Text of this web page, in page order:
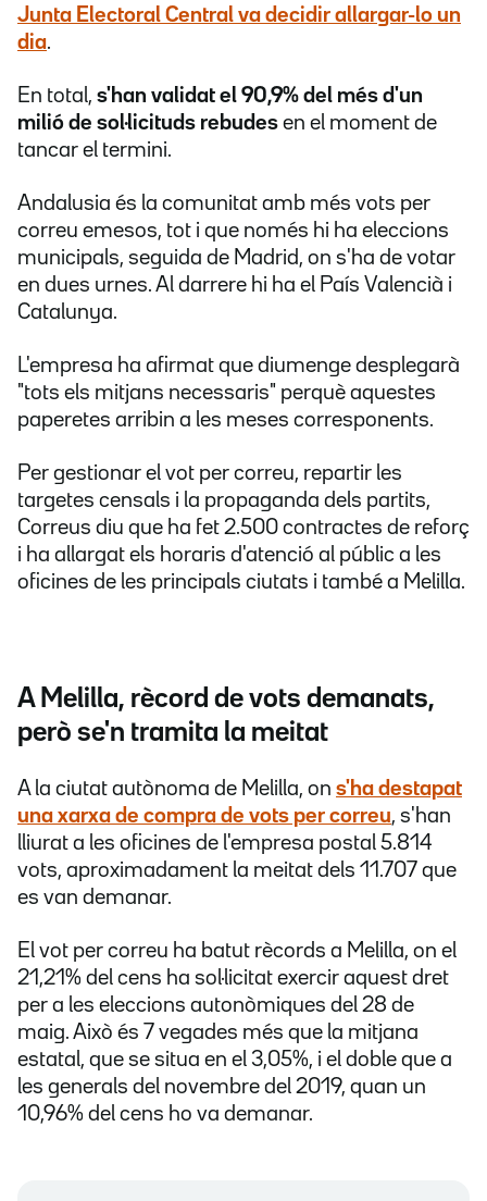
Junta Electoral Central va decidir allargar-lo un
dia.
En total, s'han validat el 90,9% del més d'un
milió de sol·licituds rebudes en el moment de
tancar el termini.
Andalusia és la comunitat amb més vots per
correu emesos, tot i que només hi ha eleccions
municipals, seguida de Madrid, on s'ha de votar
en dues urnes. Al darrere hi ha el País Valencià i
Catalunya.
L'empresa ha afirmat que diumenge desplegarà
"tots els mitjans necessaris" perquè aquestes
paperetes arribin a les meses corresponents.
Per gestionar el vot per correu, repartir les
targetes censals i la propaganda dels partits,
Correus diu que ha fet 2.500 contractes de reforç
i ha allargat els horaris d'atenció al públic a les
oficines de les principals ciutats i també a Melilla.
A Melilla, rècord de vots demanats,
però se'n tramita la meitat
A la ciutat autònoma de Melilla, on s'ha destapat
una xarxa de compra de vots per correu, s'han
lliurat a les oficines de l'empresa postal 5.814
vots, aproximadament la meitat dels 11.707 que
es van demanar.
El vot per correu ha batut rècords a Melilla, on el
21,21% del cens ha sol·licitat exercir aquest dret
per a les eleccions autonòmiques del 28 de
maig. Això és 7 vegades més que la mitjana
estatal, que se situa en el 3,05%, i el doble que a
les generals del novembre del 2019, quan un
10,96% del cens ho va demanar.